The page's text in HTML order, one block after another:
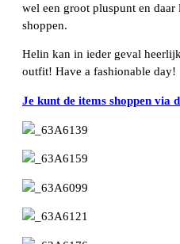
wel een groot pluspunt en
shoppen.
Helin kan in ieder geval
outfit! Have a fashionable day!
Je kunt de items shoppen via